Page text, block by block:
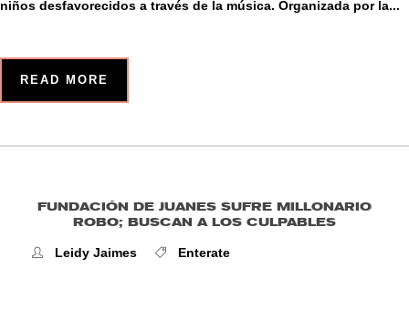
niños desfavorecidos a través de la música. Organizada por la...
READ MORE
FUNDACIÓN DE JUANES SUFRE MILLONARIO
ROBO; BUSCAN A LOS CULPABLES
Leidy Jaimes Enterate